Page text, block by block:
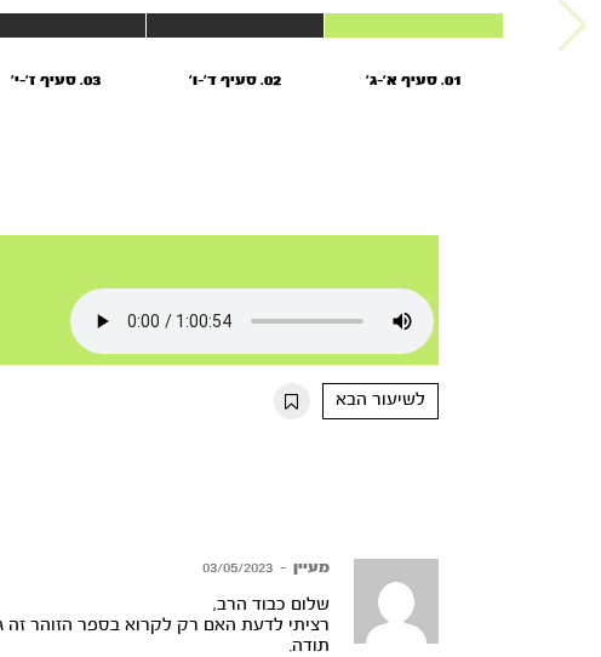
01. סעיף א’-ג’ 02. סעיף ד’-ו’ 03. סעיף ז’-י’
לשיעור הבא
מעיין –
03/05/2023
שלום כבוד הרב,
רציתי לדעת האם רק לקרוא בספר הזוהר זה
תודה.